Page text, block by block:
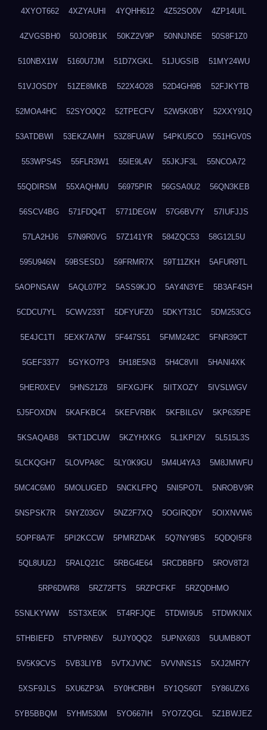
4XYOT662 4XZYAUHI 4YQHH612 4Z52SO0V 4ZP14UIL
4ZVGSBH0 50JO9B1K 50KZ2V9P 50NNJN5E 50S8F1Z0
510NBX1W 5160U7JM 51D7XGKL 51JUGSIB 51MY24WU
51VJOSDY 51ZE8MKB 522X4O28 52D4GH9B 52FJKYTB
52MOA4HC 52SYO0Q2 52TPECFV 52W5K0BY 52XXY91Q
53ATDBWI 53EKZAMH 53Z8FUAW 54PKU5CO 551HGV0S
553WPS4S 55FLR3W1 55IE9L4V 55JKJF3L 55NCOA72
55QDIRSM 55XAQHMU 56975PIR 56GSA0U2 56QN3KEB
56SCV4BG 571FDQ4T 5771DEGW 57G6BV7Y 57IUFJJS
57LA2HJ6 57N9R0VG 57Z141YR 584ZQC53 58G12L5U
595U946N 59BSESDJ 59FRMR7X 59T11ZKH 5AFUR9TL
5AOPNSAW 5AQL07P2 5ASS9KJO 5AY4N3YE 5B3AF4SH
5CDCU7YL 5CWV233T 5DFYUFZ0 5DKYT31C 5DM253CG
5E4JC1TI 5EXK7A7W 5F447S51 5FMM242C 5FNR39CT
5GEF3377 5GYKO7P3 5H18E5N3 5H4C8VII 5HANI4XK
5HER0XEV 5HNS21Z8 5IFXGJFK 5IITXOZY 5IVSLWGV
5J5FOXDN 5KAFKBC4 5KEFVRBK 5KFBILGV 5KP635PE
5KSAQAB8 5KT1DCUW 5KZYHXKG 5L1KPI2V 5L515L3S
5LCKQGH7 5LOVPA8C 5LY0K9GU 5M4U4YA3 5M8JMWFU
5MC4C6M0 5MOLUGED 5NCKLFPQ 5NI5PO7L 5NROBV9R
5NSPSK7R 5NYZ03GV 5NZ2F7XQ 5OGIRQDY 5OIXNVW6
5OPF8A7F 5PI2KCCW 5PMRZDAK 5Q7NY9BS 5QDQI5F8
5QL8UU2J 5RALQ21C 5RBG4E64 5RCDBBFD 5ROV8T2I
5RP6DWR8 5RZ72FTS 5RZPCFKF 5RZQDHMO
5SNLKYWW 5ST3XE0K 5T4RFJQE 5TDWI9U5 5TDWKNIX
5THBIEFD 5TVPRN5V 5UJY0QQ2 5UPNX603 5UUMB8OT
5V5K9CVS 5VB3LIYB 5VTXJVNC 5VVNNS1S 5XJ2MR7Y
5XSF9JLS 5XU6ZP3A 5Y0HCRBH 5Y1QS60T 5Y86UZX6
5YB5BBQM 5YHM530M 5YO667IH 5YO7ZQGL 5Z1BWJEZ